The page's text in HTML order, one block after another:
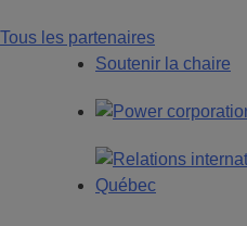
Tous les partenaires
Soutenir la chaire